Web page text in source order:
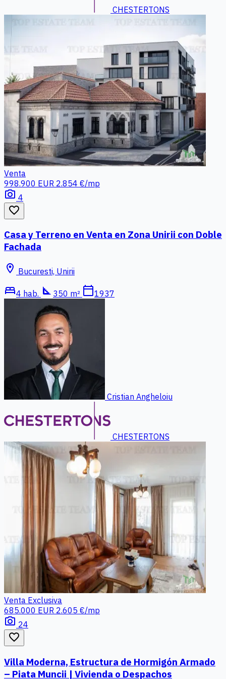
CHESTERTONS
Venta
998.900 EUR 2.854 €/mp
photo_camera 4
favorite_border
Casa y Terreno en Venta en Zona Unirii con Doble
Fachada
location_on Bucuresti, Unirii
bed4 hab. square_foot 350 m² calendar_today1937
Cristian Angheloiu
CHESTERTONS
Venta Exclusiva
685.000 EUR 2.605 €/mp
photo_camera 24
favorite_border
Villa Moderna, Estructura de Hormigón Armado
– Piata Muncii | Vivienda o Despachos